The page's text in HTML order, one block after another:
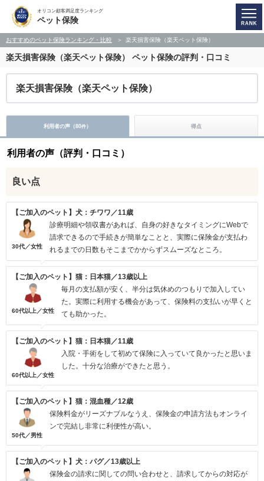
オリコン顧客満足度ランキング
ペット保険
おすすめのペット保険ランキング・比較 楽天損害保険（楽天ペット保険）
楽天損害保険（楽天ペット保険） ペット保険の評判・口コミ
楽天損害保険（楽天ペット保険）
利用者の声（80件） 得点
利用者の声（評判・口コミ）
良い点
【ご加入のペット】犬：チワワ／11歳
30代／女性
診療明細や領収書があれば、自身の好きなタイミングにWebで
請求できるので手続きが簡単なことと、実際に保険金が支払わ
れるまでの日数もそこまでかからずスムーズなところ。
【ご加入のペット】猫：日本猫／13歳以上
60代以上／女性
毎月の支払額が安く、半分は気休めのつもりで加入してい
た。実際に利用する機会があって、保険料の支払いが早くと
ても助かった。
【ご加入のペット】猫：日本猫／11歳
60代以上／女性
入院・手術をして初めて保険に入っていて良かったと思いま
した。十分な治療ができたと思う。
【ご加入のペット】猫：混血種／12歳
50代／男性
保険料金がリーズナブルなうえ、保険金の申請方法もオンライ
ンで完結し非常に利便性が高い。
【ご加入のペット】犬：パグ／13歳以上
保険金の請求に関しての問い合わせと、請求してからの対応が